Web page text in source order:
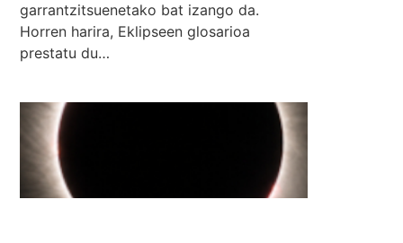
garrantzitsuenetako bat izango da.
Horren harira, Eklipseen glosarioa
prestatu du…